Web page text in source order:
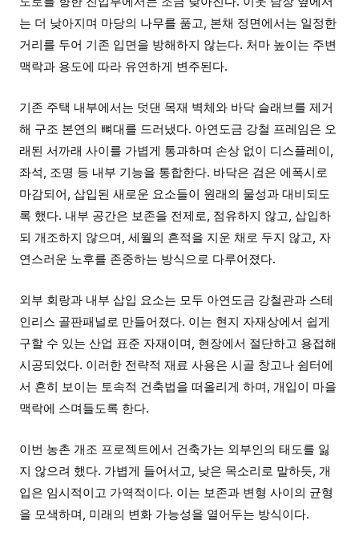
는 더 낮아지며 마당의 나무를 품고, 본채 정면에서는 일정한
거리를 두어 기존 입면을 방해하지 않는다. 처마 높이는 주변
맥락과 용도에 따라 유연하게 변주된다.
기존 주택 내부에서는 덧댄 목재 벽체와 바닥 슬래브를 제거
해 구조 본연의 뼈대를 드러냈다. 아연도금 강철 프레임은 오
래된 서까래 사이를 가볍게 통과하며 손상 없이 디스플레이,
좌석, 조명 등 내부 기능을 통합한다. 바닥은 검은 에폭시로
마감되어, 삽입된 새로운 요소들이 원래의 물성과 대비되도
록 했다. 내부 공간은 보존을 전제로, 점유하지 않고, 삽입하
되 개조하지 않으며, 세월의 흔적을 지운 채로 두지 않고, 자
연스러운 노후를 존중하는 방식으로 다루어졌다.
외부 회랑과 내부 삽입 요소는 모두 아연도금 강철관과 스테
인리스 골판패널로 만들어졌다. 이는 현지 자재상에서 쉽게
구할 수 있는 산업 표준 자재이며, 현장에서 절단하고 용접해
시공되었다. 이러한 전략적 재료 사용은 시골 창고나 쉼터에
서 흔히 보이는 토속적 건축법을 떠올리게 하며, 개입이 마을
맥락에 스며들도록 한다.
이번 농촌 개조 프로젝트에서 건축가는 외부인의 태도를 잃
지 않으려 했다. 가볍게 들어서고, 낮은 목소리로 말하듯, 개
입은 임시적이고 가역적이다. 이는 보존과 변형 사이의 균형
을 모색하며, 미래의 변화 가능성을 열어두는 방식이다.